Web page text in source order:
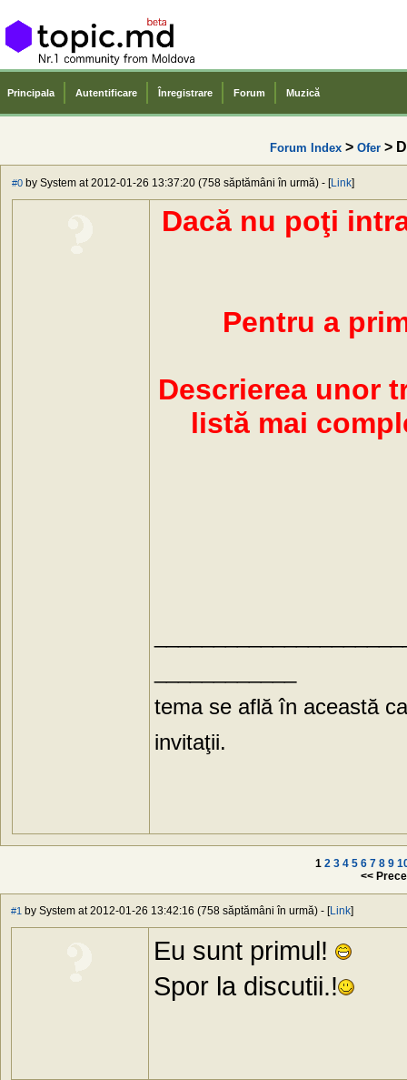
Principala Autentificare Înregistrare Forum Muzică
Forum Index> Ofer>
#0 by System at 2012-01-26 13:37:20 (758 săptămâni în urmă) - [Link]
Dacă nu poţi
Pentru a
Descrierea unor
listă mai
tema se află în această
invitaţii.
1 2 3 4 5 6 7 8 9
<<
#1 by System at 2012-01-26 13:42:16 (758 săptămâni în urmă) - [Link]
Eu sunt primul!
Spor la discutii.!